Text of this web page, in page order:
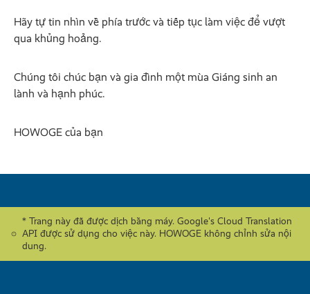
Hãy tự tin nhìn về phía trước và tiếp tục làm việc để vượt
qua khủng hoảng.
Chúng tôi chúc bạn và gia đình một mùa Giáng sinh an
lành và hạnh phúc.
HOWOGE của bạn
* Trang này đã được dịch bằng máy. Google's Cloud Translation
API được sử dụng cho việc này. HOWOGE không chỉnh sửa nội
dung.